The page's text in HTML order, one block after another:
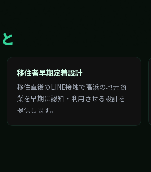
移住者早期定着設計
移住直後のLINE接触で高浜の地元商
業を早期に認知・利用させる設計を
提供します。